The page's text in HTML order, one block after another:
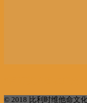
© 2018 比利时维他命文